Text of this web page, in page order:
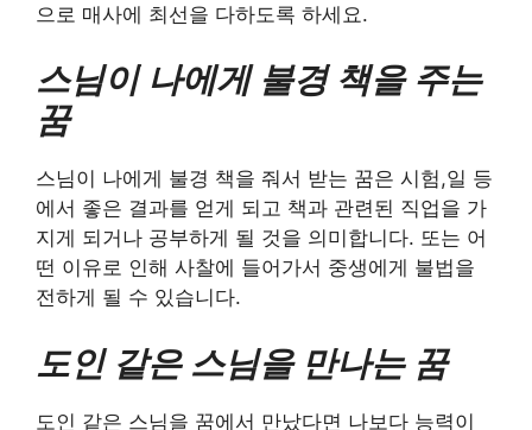
으로 매사에 최선을 다하도록 하세요.
스님이 나에게 불경 책을 주는
꿈
스님이 나에게 불경 책을 줘서 받는 꿈은 시험,일 등
에서 좋은 결과를 얻게 되고 책과 관련된 직업을 가
지게 되거나 공부하게 될 것을 의미합니다. 또는 어
떤 이유로 인해 사찰에 들어가서 중생에게 불법을
전하게 될 수 있습니다.
도인 같은 스님을 만나는 꿈
도인 같은 스님을 꿈에서 만났다면 나보다 능력이